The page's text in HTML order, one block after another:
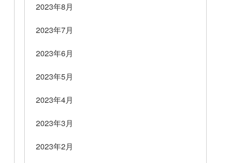
2023年8月
2023年7月
2023年6月
2023年5月
2023年4月
2023年3月
2023年2月